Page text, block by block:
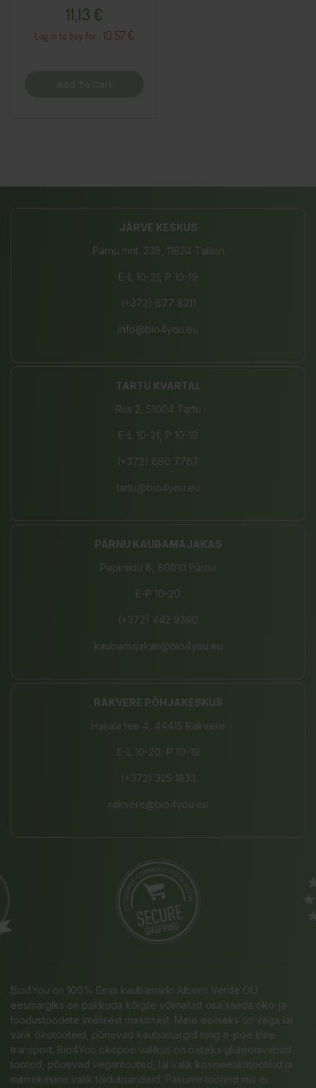
11,13 €
Log in to buy for : 10.57 €
JÄRVE KESKUS
Pärnu mnt. 238, 11624 Tallinn
E-L 10-21, P 10-19
(+372) 677 8211
info@bio4you.eu
TARTU KVARTAL
Riia 2, 51004 Tartu
E-L 10-21, P 10-19
(+372) 680 7787
tartu@bio4you.eu
PÄRNU KAUBAMAJAKAS
Papiniidu 8, 80010 Pärnu
E-P 10-20
(+372) 442 9390
kaubamajakas@bio4you.eu
RAKVERE PÕHJAKESKUS
Haljala tee 4, 44415 Rakvere
E-L 10-20, P 10-19
(+372) 325 1833
rakvere@bio4you.eu
Bio4You on 100% Eesti kaubamärk! Albero Verde OÜ
eesmärgiks on pakkuda kõigile võimalust osa saada öko-ja
loodustoodete imelisest maailmast. Meie eeliseks on väga lai
valik ökotooteid, põnevad kaubamärgid ning e-poe kiire
transport. Bio4You ökopoe valikus on näiteks gluteenivabad
tooted, põnevad vegantooted, lai valik kosmeetikatooteid ja
mitmekesine valik toidulisandeid. Pakume tooteid mis ei